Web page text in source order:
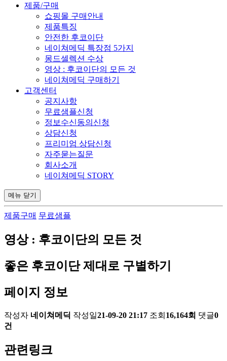
제품/구매
쇼핑몰 구매안내
제품특징
안전한 후코이단
네이쳐메딕 특장점 5가지
몽드셀렉션 수상
영상 : 후코이단의 모든 것
네이쳐메딕 구매하기
고객센터
공지사항
무료샘플신청
정보수신동의신청
상담신청
프리미엄 상담신청
자주묻는질문
회사소개
네이쳐메딕 STORY
메뉴 닫기
제품구매 무료샘플
영상 : 후코이단의 모든 것
좋은 후코이단 제대로 구별하기
페이지 정보
작성자 네이쳐메딕 작성일21-09-20 21:17 조회 16,164회 댓글0
건
관련링크